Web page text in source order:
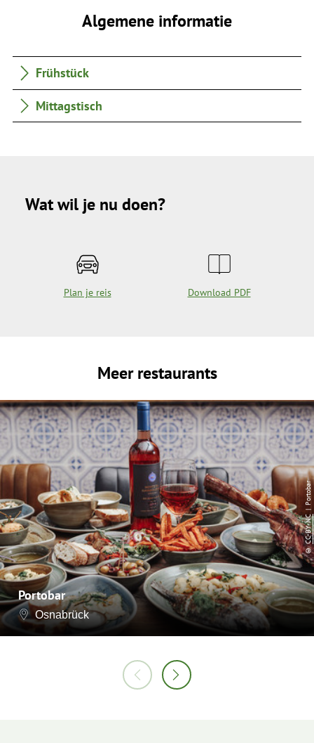
Algemene informatie
Frühstück
Mittagstisch
Wat wil je nu doen?
Plan je reis Download PDF
Meer restaurants
Portobar
Osnabrück
©
CC-BY-NC
| Portobar